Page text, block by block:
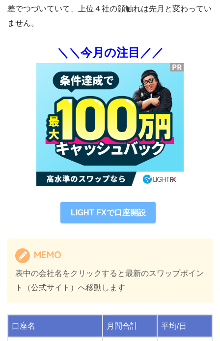
差でつづいていて、上位４社の顔触れは先月と変わってい
ません。
＼＼今月の注目／／
LIGHT FXで口座開設
MEMO
表中の会社名をクリックすると最新のスワップポイン
ト（公式サイト）へ移動します
口座名 月間合計 平均/日